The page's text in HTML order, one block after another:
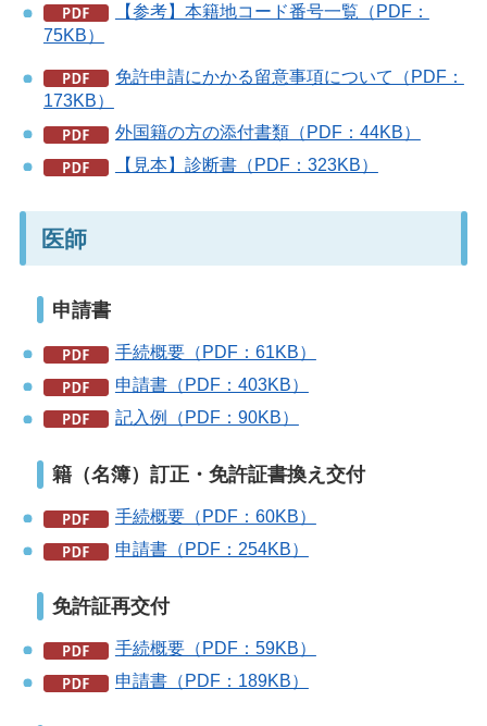
【参考】本籍地コード番号一覧（PDF：
75KB）
免許申請にかかる留意事項について（PDF：
173KB）
外国籍の方の添付書類（PDF：44KB）
【見本】診断書（PDF：323KB）
医師
申請書
手続概要（PDF：61KB）
申請書（PDF：403KB）
記入例（PDF：90KB）
籍（名簿）訂正・免許証書換え交付
手続概要（PDF：60KB）
申請書（PDF：254KB）
免許証再交付
手続概要（PDF：59KB）
申請書（PDF：189KB）